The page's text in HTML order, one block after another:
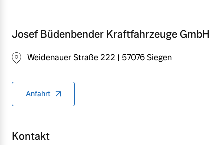
Josef Büdenbender Kraftfahrzeuge GmbH
Weidenauer Straße 222 | 57076 Siegen
Anfahrt
Kontakt